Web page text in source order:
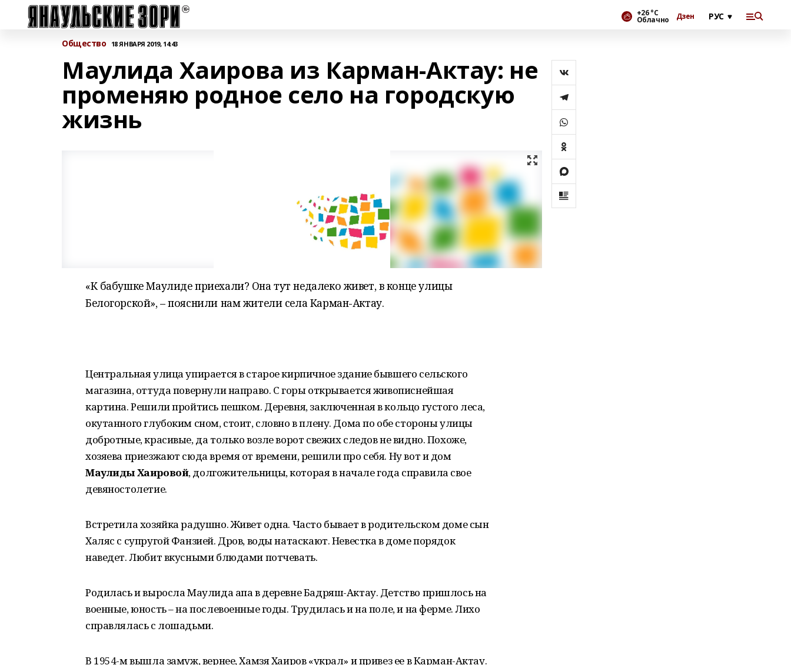
+26 °С
Облачно Дзен
Общество 18 ЯНВАРЯ 2019, 14:43
Маулида Хаирова из Карман-Актау: не
променяю родное село на городскую
жизнь
«К бабушке Маулиде приехали? Она тут недалеко живет, в конце улицы
Белогорской», – пояснили нам жители села Карман-Актау.
Центральная улица упирается в старое кирпичное здание бывшего сельского
магазина, оттуда повернули направо. С горы открывается живописнейшая
картина. Решили пройтись пешком. Деревня, заключенная в кольцо густого леса,
окутанного глубоким сном, стоит, словно в плену. Дома по обе стороны улицы
добротные, красивые, да только возле ворот свежих следов не видно. Похоже,
хозяева приезжают сюда время от времени, решили про себя. Ну вот и дом
Маулиды Хаировой, долгожительницы, которая в начале года справила свое
девяностолетие.
Встретила хозяйка радушно. Живет одна. Часто бывает в родительском доме сын
Халяс с супругой Фанзией. Дров, воды натаскают. Невестка в доме порядок
наведет. Любит вкусными блюдами потчевать.
Родилась и выросла Маулида апа в деревне Бадряш-Актау. Детство пришлось на
военные, юность – на послевоенные годы. Трудилась и на поле, и на ферме. Лихо
справлялась с лошадьми.
В 1954-м вышла замуж, вернее, Хамзя Хаиров «украл» и привез ее в Карман-Актау.